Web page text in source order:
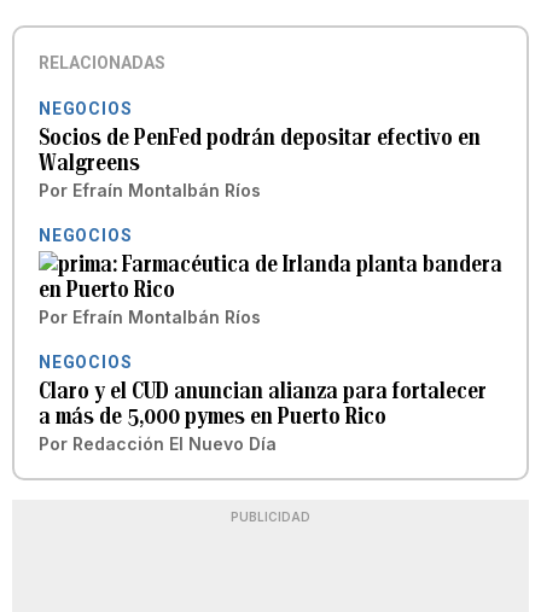
RELACIONADAS
NEGOCIOS
Socios de PenFed podrán depositar efectivo en
Walgreens
Por Efraín Montalbán Ríos
NEGOCIOS
Farmacéutica de Irlanda planta bandera
en Puerto Rico
Por Efraín Montalbán Ríos
NEGOCIOS
Claro y el CUD anuncian alianza para fortalecer
a más de 5,000 pymes en Puerto Rico
Por Redacción El Nuevo Día
PUBLICIDAD